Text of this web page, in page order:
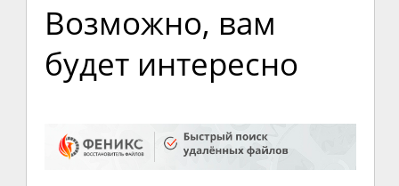
Возможно, вам
будет интересно